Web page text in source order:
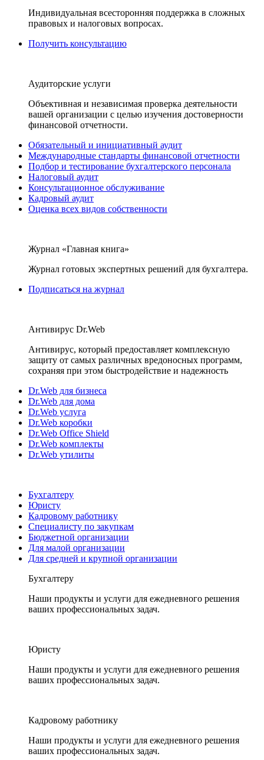
Индивидуальная всесторонняя поддержка в сложных
правовых и налоговых вопросах.
Получить консультацию
Аудиторские услуги
Объективная и независимая проверка деятельности
вашей организации с целью изучения достоверности
финансовой отчетности.
Обязательный и инициативный аудит
Международные стандарты финансовой отчетности
Подбор и тестирование бухгалтерского персонала
Налоговый аудит
Консультационное обслуживание
Кадровый аудит
Оценка всех видов собственности
Журнал «Главная книга»
Журнал готовых экспертных решений для бухгалтера.
Подписаться на журнал
Антивирус Dr.Web
Антивирус, который предоставляет комплексную
защиту от самых различных вредоносных программ,
сохраняя при этом быстродействие и надежность
Dr.Web для бизнеса
Dr.Web для дома
Dr.Web услуга
Dr.Web коробки
Dr.Web Office Shield
Dr.Web комплекты
Dr.Web утилиты
Бухгалтеру
Юристу
Кадровому работнику
Специалисту по закупкам
Бюджетной организации
Для малой организации
Для средней и крупной организации
Бухгалтеру
Наши продукты и услуги для ежедневного решения
ваших профессиональных задач.
Юристу
Наши продукты и услуги для ежедневного решения
ваших профессиональных задач.
Кадровому работнику
Наши продукты и услуги для ежедневного решения
ваших профессиональных задач.